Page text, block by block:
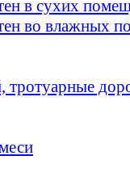
в сухих
во влажных
тротуарные